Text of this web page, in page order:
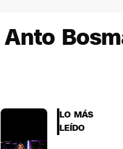
LO MÁS
LEÍDO